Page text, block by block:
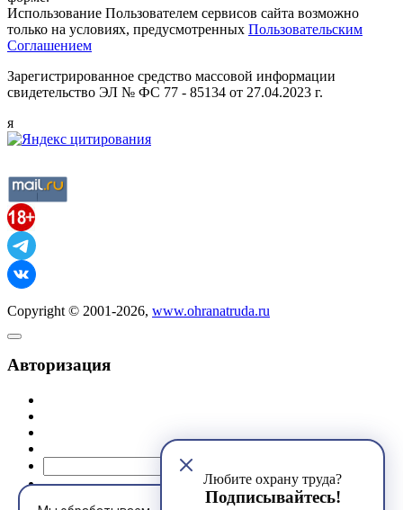
Любите охрану труда?
Подписывайтесь!
Использование Пользователем сервисов сайта возможно
только на условиях, предусмотренных Пользовательским
Соглашением
Зарегистрированное средство массовой информации
свидетельство ЭЛ № ФС 77 - 85134 от 27.04.2023 г.
я
Copyright © 2001-2026, www.ohranatruda.ru
Авторизация